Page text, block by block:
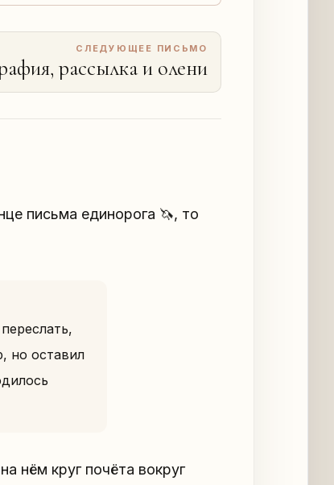
СЛЕДУЮЩЕЕ ПИСЬМО
рассылка и олени
письма единорога 🦄, то
но оставил
нём круг почёта вокруг